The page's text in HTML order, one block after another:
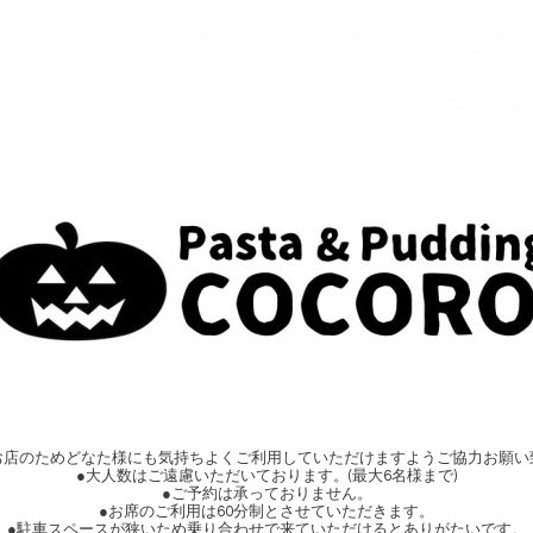
のためどなた様にも気持ちよくご利用していただけますようご協力お願い
●大人数はご遠慮いただいております。(最大6名様まで)
●ご予約は承っておりません。
●お席のご利用は60分制とさせていただきます。
●駐車スペースが狭いため乗り合わせで来ていただけるとありがたいです。